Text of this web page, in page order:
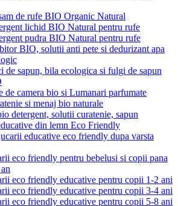
de rufe BIO Organic Natural
lichid BIO Natural pentru rufe
pudra BIO Natural pentru rufe
BIO, solutii anti pete si dedurizant apa
de sapun, bila ecologica si fulgi de sapun
de camera bio si Lumanari parfumate
si menaj bio naturale
detergent, solutii curatenie, sapun
din lemn Eco Friendly
educative eco friendly dupa varsta
eco friendly pentru bebelusi si copii pana
eco friendly educative pentru copii 1-2 ani
eco friendly educative pentru copii 3-4 ani
eco friendly educative pentru copii 5-8 ani